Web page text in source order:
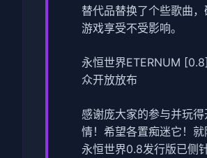
替代品替换了个些歌曲，
游戏享受不受影响。
永恒世界ETERNUM
众开放放布
感谢庞大家的参与并玩得
情！希望各置痴迷它！就
永恒世界0.8发行版已侧